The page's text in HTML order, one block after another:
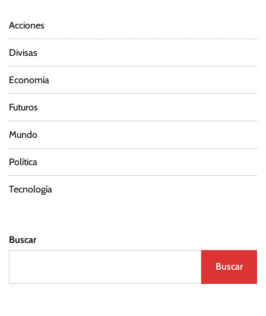
Acciones
Divisas
Economía
Futuros
Mundo
Política
Tecnología
Buscar
Buscar